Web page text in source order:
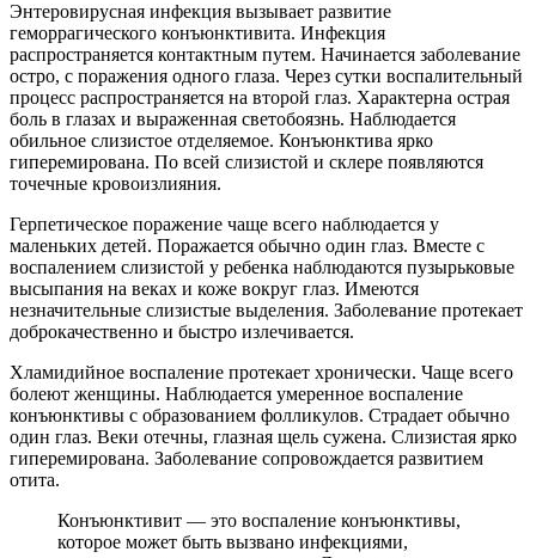
Энтеровирусная инфекция вызывает развитие
геморрагического конъюнктивита. Инфекция
распространяется контактным путем. Начинается заболевание
остро, с поражения одного глаза. Через сутки воспалительный
процесс распространяется на второй глаз. Характерна острая
боль в глазах и выраженная светобоязнь. Наблюдается
обильное слизистое отделяемое. Конъюнктива ярко
гиперемирована. По всей слизистой и склере появляются
точечные кровоизлияния.
Герпетическое поражение чаще всего наблюдается у
маленьких детей. Поражается обычно один глаз. Вместе с
воспалением слизистой у ребенка наблюдаются пузырьковые
высыпания на веках и коже вокруг глаз. Имеются
незначительные слизистые выделения. Заболевание протекает
доброкачественно и быстро излечивается.
Хламидийное воспаление протекает хронически. Чаще всего
болеют женщины. Наблюдается умеренное воспаление
конъюнктивы с образованием фолликулов. Страдает обычно
один глаз. Веки отечны, глазная щель сужена. Слизистая ярко
гиперемирована. Заболевание сопровождается развитием
отита.
Конъюнктивит — это воспаление конъюнктивы,
которое может быть вызвано инфекциями,